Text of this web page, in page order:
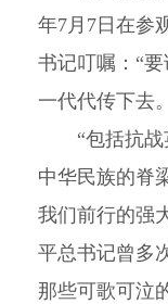
年7月7日在参
书记叮嘱：“
一代代传下去
“包括抗战
中华民族的脊
我们前行的强
平总书记曾多
那些可歌可泣